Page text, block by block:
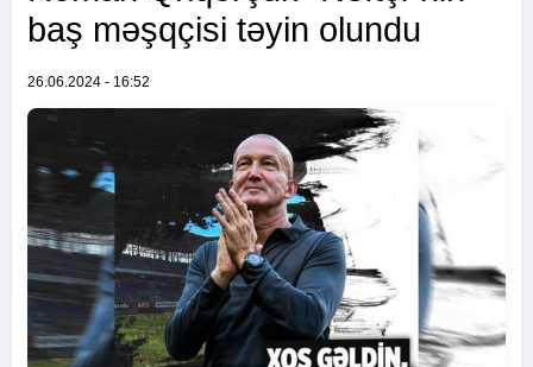
baş məşqçisi təyin olundu
26.06.2024 - 16:52